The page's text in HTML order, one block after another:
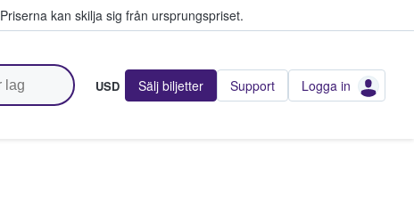
Priserna kan skilja sig från ursprungspriset.
USD Sälj biljetter Support Logga in